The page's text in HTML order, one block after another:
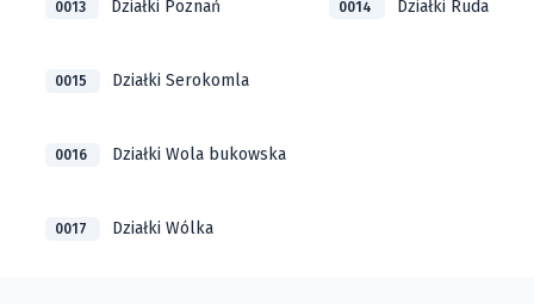
0013 Działki Poznań 0014 Działki Ruda
0015 Działki Serokomla
0016 Działki Wola bukowska
0017 Działki Wólka